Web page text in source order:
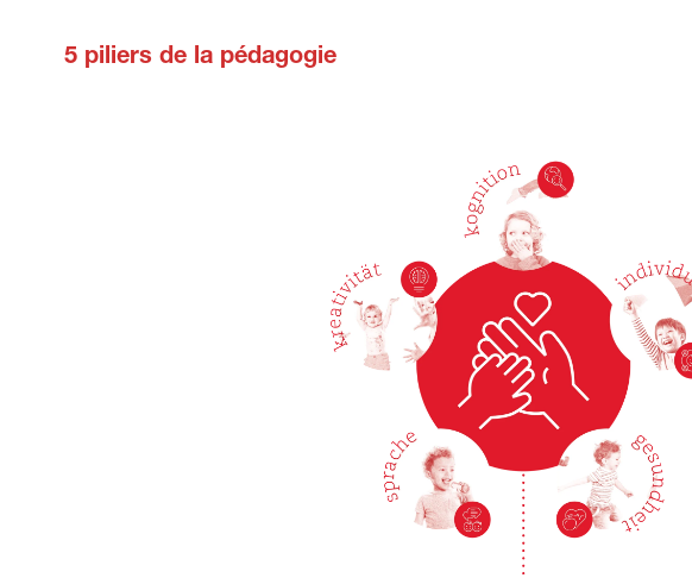
5 piliers de la pédagogie